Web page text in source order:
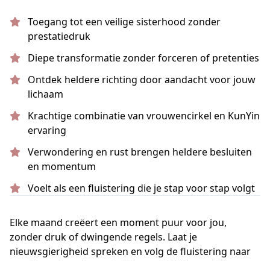
Toegang tot een veilige sisterhood zonder
prestatiedruk
Diepe transformatie zonder forceren of pretenties
Ontdek heldere richting door aandacht voor jouw
lichaam
Krachtige combinatie van vrouwencirkel en KunYin
ervaring
Verwondering en rust brengen heldere besluiten
en momentum
Voelt als een fluistering die je stap voor stap volgt
Elke maand creëert een moment puur voor jou,
zonder druk of dwingende regels. Laat je
nieuwsgierigheid spreken en volg de fluistering naar